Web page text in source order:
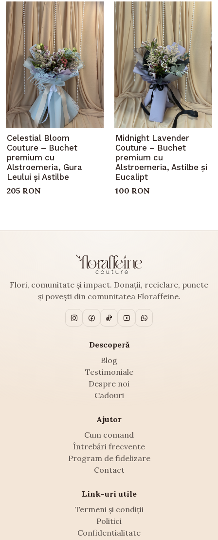
Celestial Bloom
Couture – Buchet
premium cu
Alstroemeria, Gura
Leului și Astilbe
205 RON
Midnight Lavender
Couture – Buchet
premium cu
Alstroemeria, Astilbe și
Eucalipt
100 RON
Flori, comunitate și impact. Donații, reciclare, puncte
și povești din comunitatea Floraffeine.
Descoperă
Blog
Testimoniale
Despre noi
Cadouri
Ajutor
Cum comand
Întrebări frecvente
Program de fidelizare
Contact
Link-uri utile
Termeni și condiții
Politici
Confidentialitate